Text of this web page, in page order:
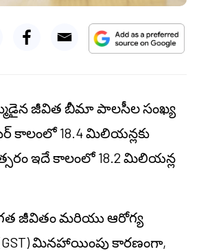
జీవిత బీమా పాలసీల సంఖ్య
కాలంలో 18.4 మిలియన్లకు
ఇదే కాలంలో 18.2 మిలియన్ల
జీవితం మరియు ఆరోగ్య
మినహాయింపు కారణంగా,